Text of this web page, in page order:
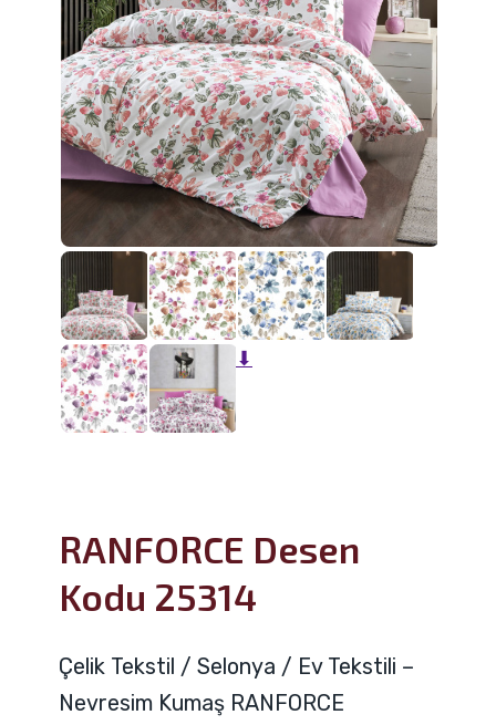
⬇
RANFORCE Desen
Kodu 25314
Çelik Tekstil / Selonya / Ev Tekstili –
Nevresim Kumaş RANFORCE